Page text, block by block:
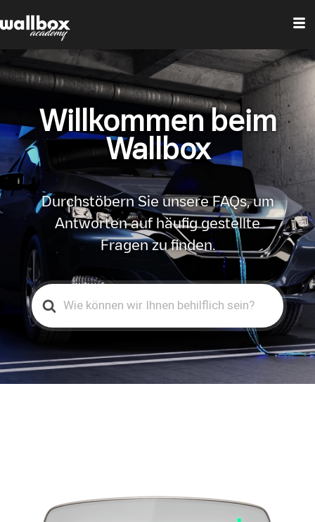
Willkommen beim
Wallbox
Durchstöbern Sie unsere FAQs, um
Antworten auf häufig gestellte
Fragen zu finden.
Search
For